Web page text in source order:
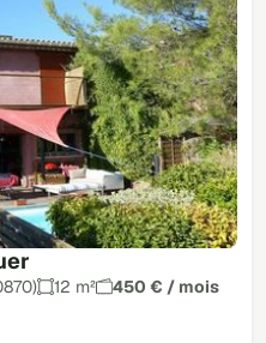
12 m²
450 € / mois